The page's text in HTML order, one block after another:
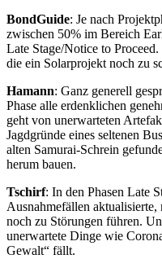
BondGuide: Je nach
zwischen 50% im Bereich
Late Stage/Notice to
die ein Solarprojekt noch zu
Hamann: Ganz generell
Phase alle erdenklichen
geht von unerwarteten
Jagdgründe eines seltenen
alten Samurai-Schrein
herum bauen.
Tschirf: In den Phasen Late
Ausnahmefällen
noch zu Störungen führen.
unerwartete Dinge wie
Gewalt“ fällt.